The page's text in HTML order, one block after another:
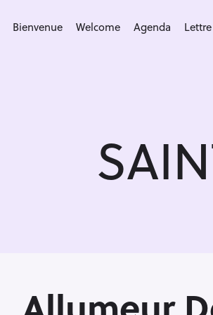
Bienvenue Welcome Agenda